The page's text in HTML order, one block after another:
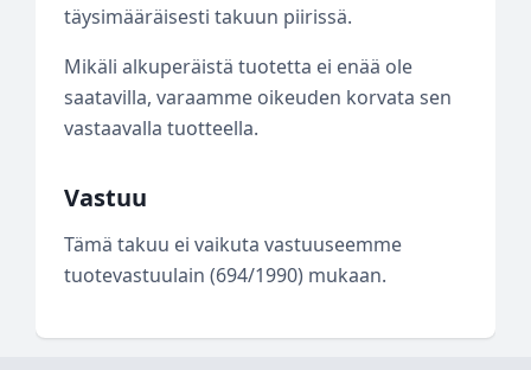
täysimääräisesti takuun piirissä.
Mikäli alkuperäistä tuotetta ei enää ole
saatavilla, varaamme oikeuden korvata sen
vastaavalla tuotteella.
Vastuu
Tämä takuu ei vaikuta vastuuseemme
tuotevastuulain (694/1990) mukaan.